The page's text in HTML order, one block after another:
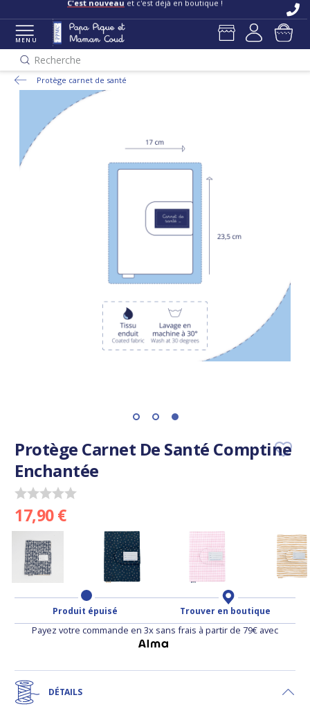
C'est nouveau et c'est déjà en boutique !
MENU
Recherche
Protège carnet de santé
Protège Carnet De Santé Comptine
Enchantée
17,90 €
Produit épuisé Trouver en boutique
Payez votre commande en 3x sans frais à partir de 79€ avec
DÉTAILS